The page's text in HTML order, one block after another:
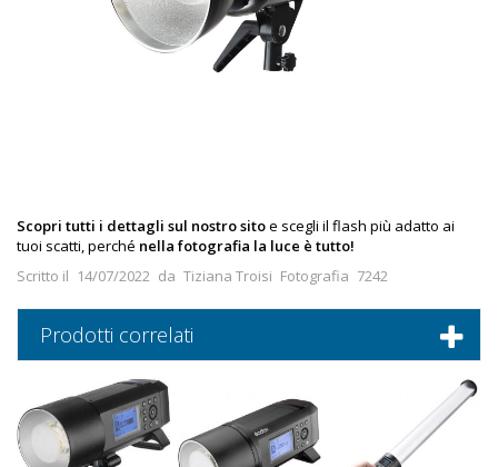
Scopri tutti i dettagli sul nostro sitoe scegli il flash più adatto ai
tuoi scatti, perché nella fotografia la luce è tutto!
Scritto il 14/07/2022 da Tiziana Troisi Fotografia 7242
Prodotti correlati